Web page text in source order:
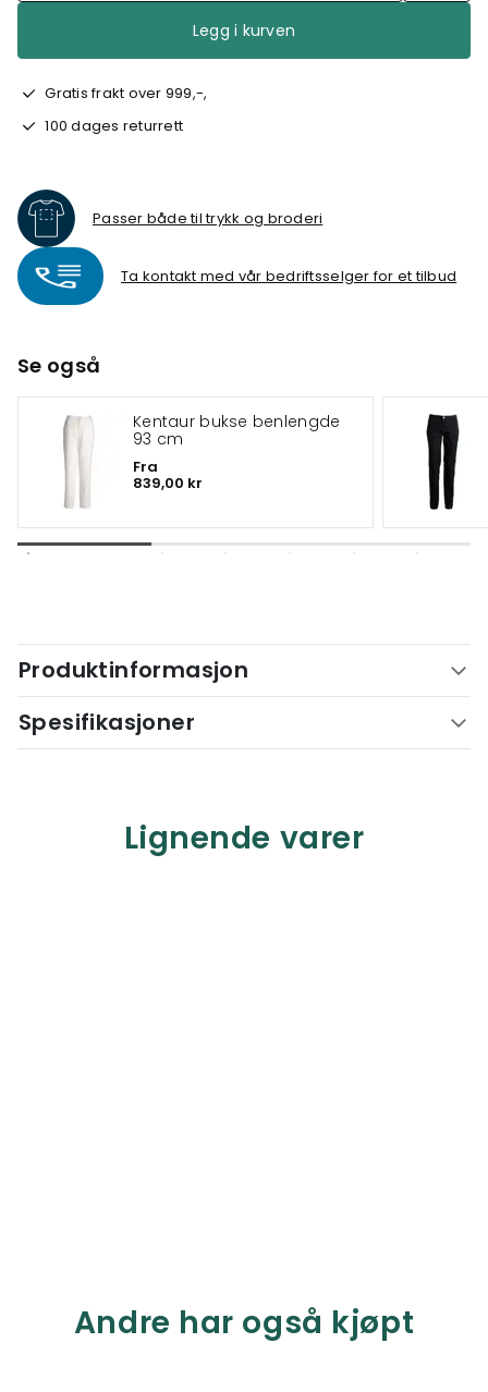
Legg i kurven
Gratis frakt over 999,-,
100 dages returrett
Passer både til trykk og broderi
Ta kontakt med vår bedriftsselger for et tilbud
Se også
Kentaur bukse benlengde
93 cm
Fra
839,00 kr
Produktinformasjon
Spesifikasjoner
Lignende varer
Andre har også kjøpt